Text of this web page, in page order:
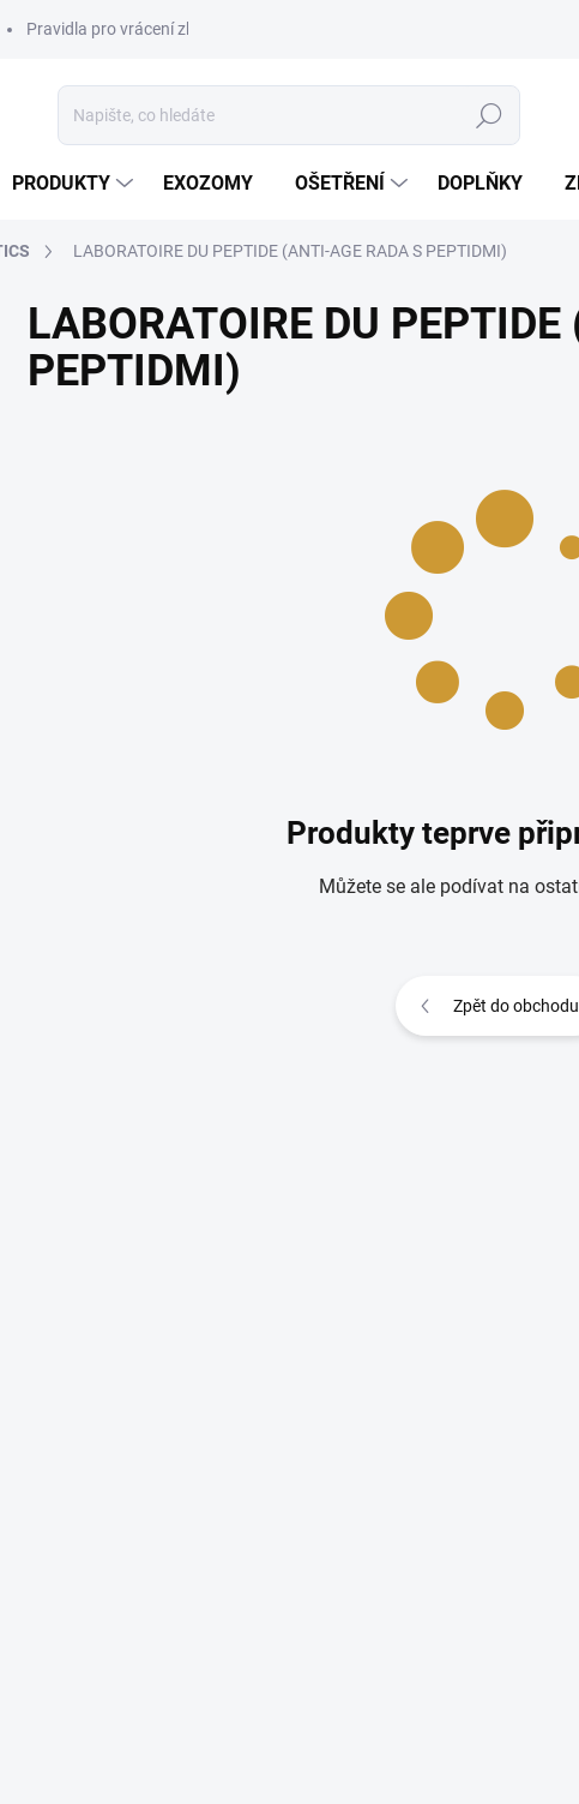
Pravidla pro vrácení zboží a plateb
Hledat
PRODUKTY EXOZOMY OŠETŘENÍ DOPLŇKY
LABORATOIRE DU PEPTIDE (ANTI-AGE RADA S PEPTIDMI)
LABORATOIRE DU
PEPTIDMI)
Produkty teprve
Můžete se ale podívat na
Zpět do obchodu